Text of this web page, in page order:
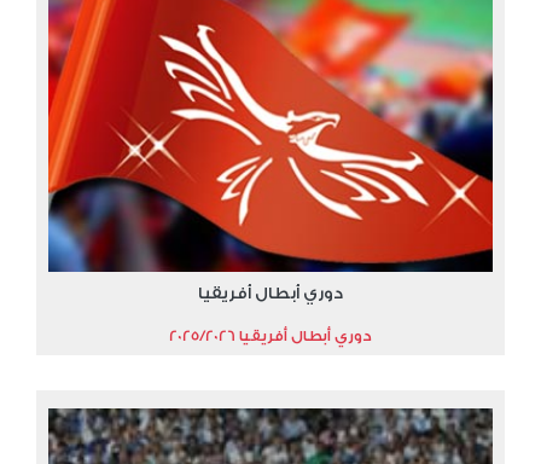
دوري أبطال أفريقيا
دوري أبطال أفريقيا 2025/2026